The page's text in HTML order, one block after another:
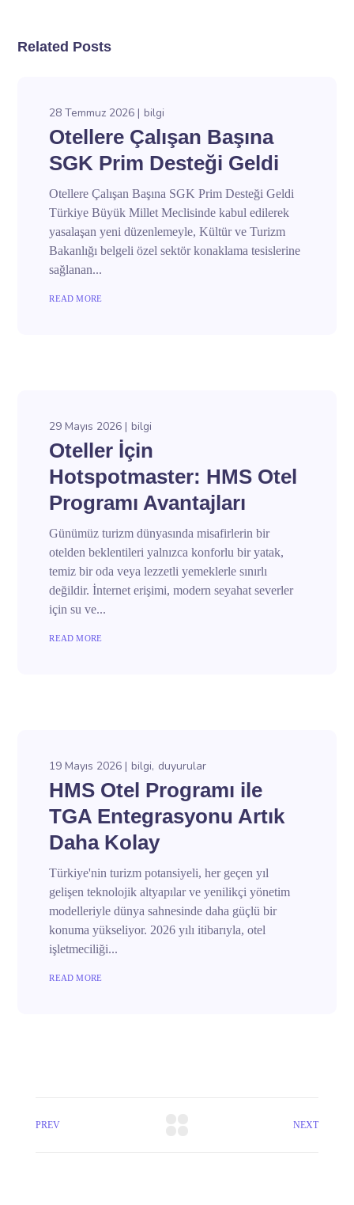
Related Posts
28 Temmuz 2026 bilgi
Otellere Çalışan Başına
SGK Prim Desteği Geldi
Otellere Çalışan Başına SGK Prim Desteği Geldi
Türkiye Büyük Millet Meclisinde kabul edilerek
yasalaşan yeni düzenlemeyle, Kültür ve Turizm
Bakanlığı belgeli özel sektör konaklama tesislerine
sağlanan...
READ MORE
29 Mayıs 2026 bilgi
Oteller İçin
Hotspotmaster: HMS Otel
Programı Avantajları
Günümüz turizm dünyasında misafirlerin bir
otelden beklentileri yalnızca konforlu bir yatak,
temiz bir oda veya lezzetli yemeklerle sınırlı
değildir. İnternet erişimi, modern seyahat severler
için su ve...
READ MORE
19 Mayıs 2026 bilgi duyurular
HMS Otel Programı ile
TGA Entegrasyonu Artık
Daha Kolay
Türkiye'nin turizm potansiyeli, her geçen yıl
gelişen teknolojik altyapılar ve yenilikçi yönetim
modelleriyle dünya sahnesinde daha güçlü bir
konuma yükseliyor. 2026 yılı itibarıyla, otel
işletmeciliği...
READ MORE
PREV NEXT